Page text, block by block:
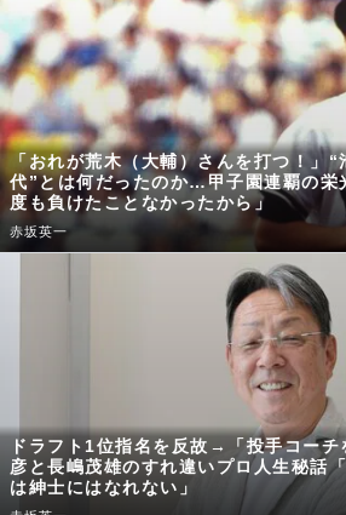
「おれが荒木（大輔）さんを打つ！」
代”とは何だったのか…甲子園連覇の栄
度も負けたことなかったから」
赤坂英一
ドラフト1位指名を反故→「投手コーチ
彦と長嶋茂雄のすれ違いプロ人生秘話
は紳士にはなれない」